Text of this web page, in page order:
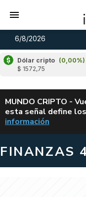
6/8/2026
Dólar cripto (0,00%)
$ 1572,75
Cardano
MUNDO CRIPTO -
esta señal define
información
FINANZAS